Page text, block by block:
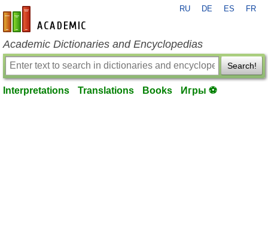
en-academic.com
RU DE ES FR
Academic Dictionaries and Encyclopedias
Search!
Interpretations Translations Books Игры ⚽